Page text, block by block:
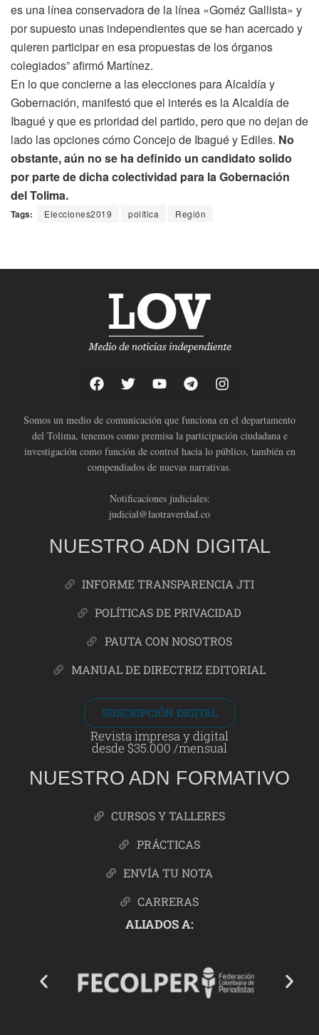
es una línea conservadora de la línea «Goméz Gallista» y
por supuesto unas independientes que se han acercado y
quieren participar en esa propuestas de los órganos
colegiados” afirmó Martínez.
En lo que concierne a las elecciones para Alcaldía y
Gobernación, manifestó que el interés es la Alcaldía de
Ibagué y que es prioridad del partido, pero que no dejan de
lado las opciones cómo Concejo de Ibagué y Ediles. No
obstante, aún no se ha definido un candidato solido
por parte de dicha colectividad para la Gobernación
del Tolima.
Tags: Elecciones2019 política Región
Somos un medio de comunicación que funciona en el departamento
del Tolima, tenemos como premisa la participación ciudadana e
investigación como función de control hacia lo público, también en
compendiados de nuevas narrativas.
Notificaciones judiciales:
judicial@laotraverdad.co
NUESTRO ADN DIGITAL
INFORME TRANSPARENCIA JTI
POLÍTICAS DE PRIVACIDAD
PAUTA CON NOSOTROS
MANUAL DE DIRECTRIZ EDITORIAL
SUSCRIPCIÓN DIGITAL
Revista impresa y digital
desde $35.000 /mensual
NUESTRO ADN FORMATIVO
CURSOS Y TALLERES
PRÁCTICAS
ENVÍA TU NOTA
CARRERAS
ALIADOS A: